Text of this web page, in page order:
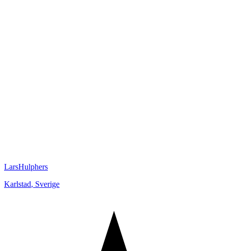
LarsHulphers
Karlstad, Sverige